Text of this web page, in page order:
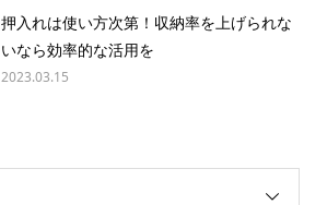
押入れは使い方次第！収納率を上げられな
いなら効率的な活用を
2023.03.15